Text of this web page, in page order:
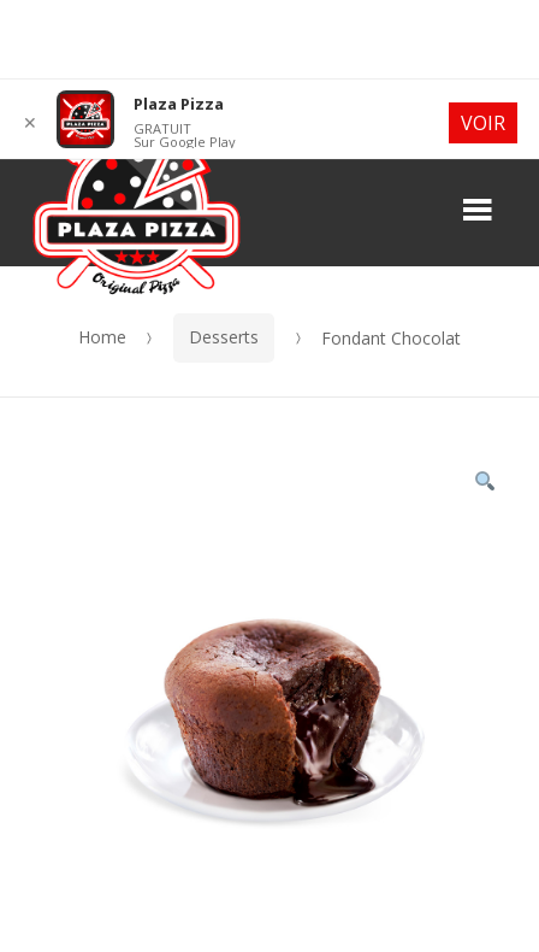
Skip
to
navigation
Skip
to
content
Home Desserts Fondant Chocolat
✕
Plaza Pizza
GRATUIT
Sur Google Play
VOIR